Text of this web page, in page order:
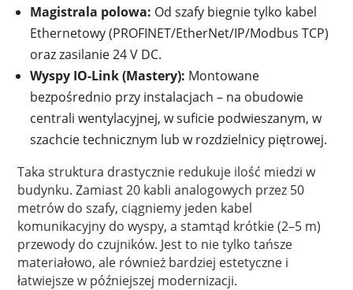
Magistrala polowa: Od szafy biegnie tylko kabel
Ethernetowy (PROFINET/EtherNet/IP/Modbus TCP)
oraz zasilanie 24 V DC.
Wyspy IO-Link (Mastery): Montowane
bezpośrednio przy instalacjach – na obudowie
centrali wentylacyjnej, w suficie podwieszanym, w
szachcie technicznym lub w rozdzielnicy piętrowej.
Taka struktura drastycznie redukuje ilość miedzi w
budynku. Zamiast 20 kabli analogowych przez 50
metrów do szafy, ciągniemy jeden kabel
komunikacyjny do wyspy, a stamtąd krótkie (2–5 m)
przewody do czujników. Jest to nie tylko tańsze
materiałowo, ale również bardziej estetyczne i
łatwiejsze w późniejszej modernizacji.